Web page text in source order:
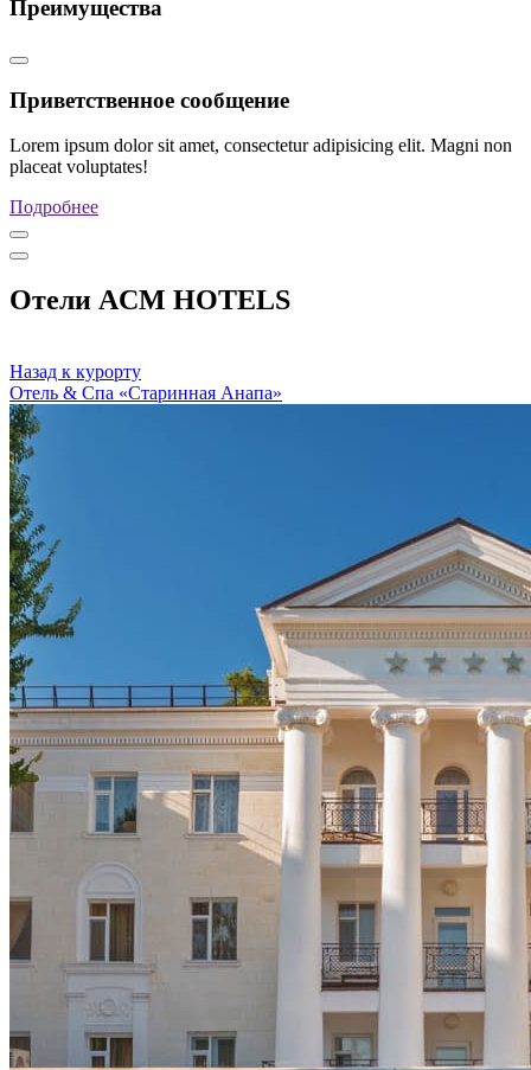
Преимущества
Приветственное сообщение
Lorem ipsum dolor sit amet, consectetur adipisicing elit. Magni non
placeat voluptates!
Подробнее
Отели ACM HOTELS
Назад к курорту
Отель & Спа «Старинная Анапа»